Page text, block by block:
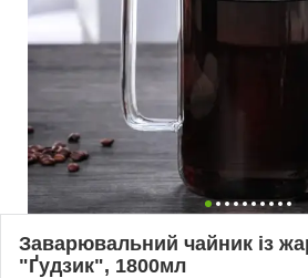
Заварювальний чайник із
"Ґудзик", 1800мл